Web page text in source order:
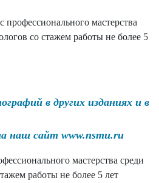
профессионального мастерства
со стажем работы не более 5
в других изданиях и в
наш сайт www.nsmu.ru
мастерства среди
работы не более 5 лет